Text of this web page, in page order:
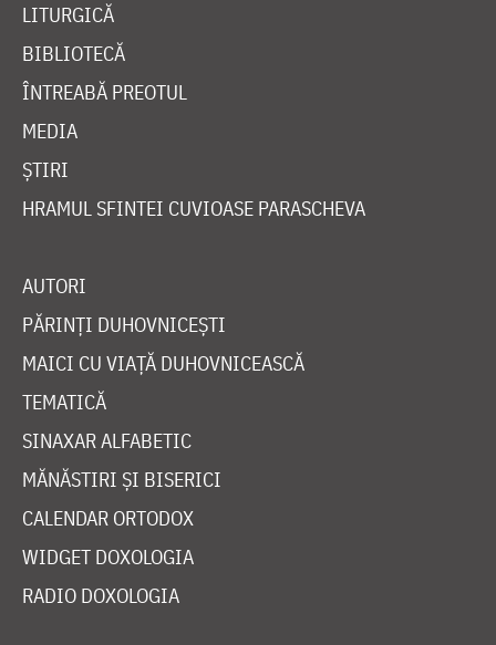
LITURGICĂ
BIBLIOTECĂ
ÎNTREABĂ PREOTUL
MEDIA
ȘTIRI
HRAMUL SFINTEI CUVIOASE PARASCHEVA
AUTORI
PĂRINȚI DUHOVNICEȘTI
MAICI CU VIAȚĂ DUHOVNICEASCĂ
TEMATICĂ
SINAXAR ALFABETIC
MĂNĂSTIRI ȘI BISERICI
CALENDAR ORTODOX
WIDGET DOXOLOGIA
RADIO DOXOLOGIA